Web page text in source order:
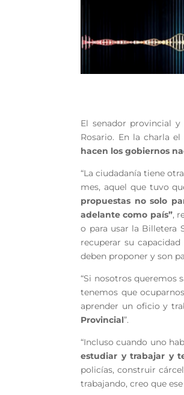
El senador provincial
Rosario. En la charla
hacen los gobiernos
“La ciudadanía tiene
mes, aquel que tuvo
propuestas no solo
adelante como país”,
o para usar la Billetera
recuperar su
deben proponer y son
“Si nosotros queremos
tenemos que
aprender un oficio y
Provincial”.
“Incluso cuando uno
estudiar y trabajar y
policías, construir
trabajando, creo que